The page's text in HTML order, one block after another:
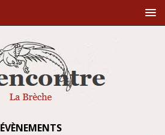
ÉVÈNEMENTS